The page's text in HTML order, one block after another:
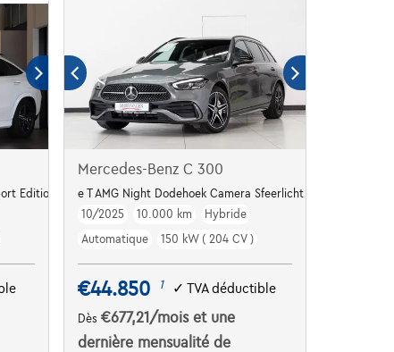
Edition BTW* Garantie*
Mercedes-Benz C 300
e T AMG Night Dodehoek Camera Sfeerlicht LED
10/2025
10.000 km
Hybride
Automatique
150 kW ( 204 CV )
€44.850 1 ✓TVA déductible
Dès€677,21 /moiset une
dernière mensualité de